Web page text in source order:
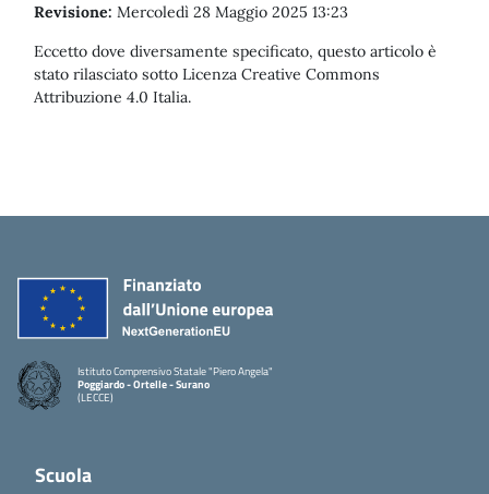
Revisione: Mercoledì 28 Maggio 2025 13:23
Eccetto dove diversamente specificato, questo articolo è
stato rilasciato sotto Licenza Creative Commons
Attribuzione 4.0 Italia.
Istituto Comprensivo Statale "Piero Angela"
Poggiardo - Ortelle - Surano
(LECCE)
Scuola